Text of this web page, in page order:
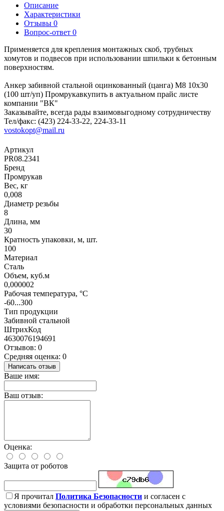
Описание
Характеристики
Отзывы 0
Вопрос-ответ 0
Применяется для крепления монтажных скоб, трубных
хомутов и подвесов при использовании шпильки к бетонным
поверхностям.
Анкер забивной стальной оцинкованный (цанга) М8 10х30
(100 шт/уп) Промрукавкупить в актуальном прайс листе
компании "ВК"
Заказывайте, всегда рады взаимовыгодному сотрудничеству
Тел/факс: (423) 224-33-22, 224-33-11
vostokopt@mail.ru
Артикул
PR08.2341
Бренд
Промрукав
Вес, кг
0,008
Диаметр резьбы
8
Длина, мм
30
Кратность упаковки, м, шт.
100
Материал
Сталь
Объем, куб.м
0,000002
Рабочая температура, °C
-60...300
Тип продукции
Забивной стальной
ШтрихКод
4630076194691
Отзывов: 0
Средняя оценка: 0
Написать отзыв
Ваше имя:
Ваш отзыв:
Оценка:
Защита от роботов
Я прочитал Политика Безопасности и согласен с
условиями безопасности и обработки персональных данных